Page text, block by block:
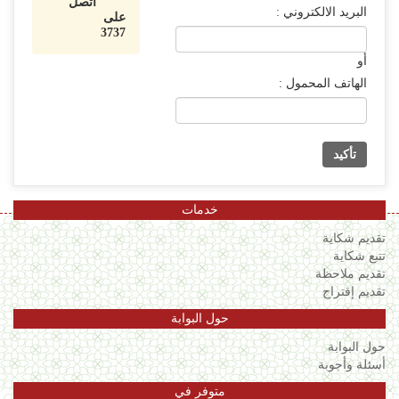
اللغة
العربية
البريد الالكتروني :
أو
الهاتف المحمول :
على
3737
خدمات
تقديم شكاية
تتبع شكاية
تقديم ملاحظة
تقديم إقتراح
حول البوابة
حول البوابة
أسئلة وأجوبة
متوفر في